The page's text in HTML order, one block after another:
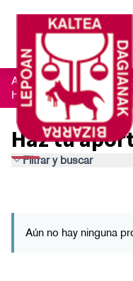
Aportaciones al nuevo
Haz tu aportación
Haz tu
Filtrar y buscar
Aún no hay ninguna